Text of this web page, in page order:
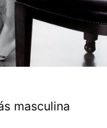
masculina